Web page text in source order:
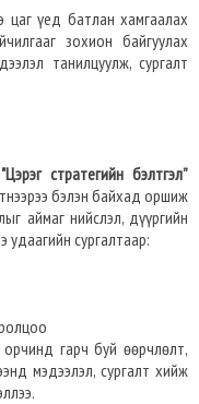
цаг үед батлан хамгаалах
зохион байгуулах
танилцуулж, сургалт
"Цэрэг стратегийн бэлтгэл”
бэлэн байхад оршиж
аймаг нийслэл, дүүргийн
удаагийн сургалтаар:
гарч буй өөрчлөлт,
мэдээлэл, сургалт хийж